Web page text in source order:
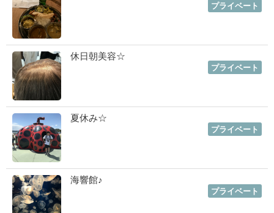
プライベート
休日朝美容☆
プライベート
夏休み☆
プライベート
海響館♪
プライベート